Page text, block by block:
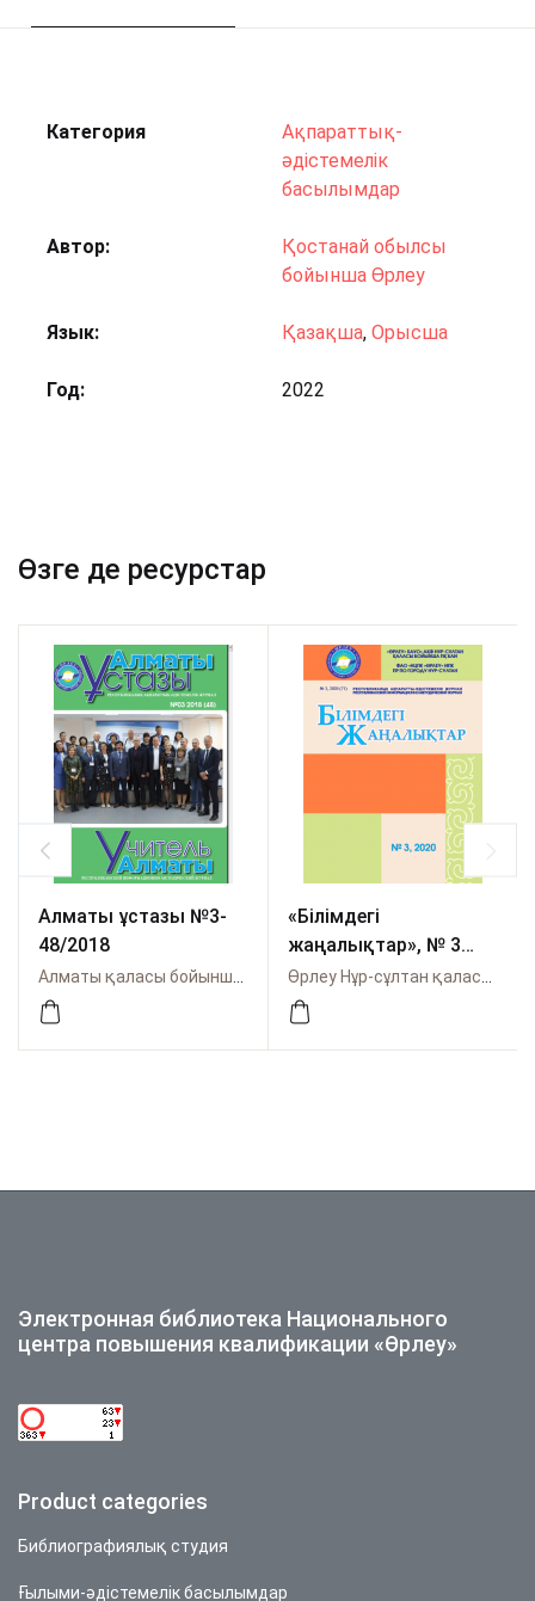
Категория
Ақпараттық-
әдістемелік
басылымдар
Автор
Қостанай обылсы
бойынша Өрлеу
Язык Қазақша, Орысша
Год 2022
Өзге де ресурстар
Алматы ұстазы №3-
48/2018
«Білімдегі
жаңалықтар», № 3
(71) 2020
Электронная библиотека Национального
центра повышения квалификации «Өрлеу»
Product categories
Библиографиялық студия
Ғылыми-әдістемелік басылымдар